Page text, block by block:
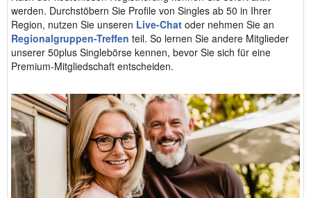
werden. Durchstöbern Sie Profile von Singles ab 50 in Ihrer
Region, nutzen Sie unseren Live-Chat oder nehmen Sie an
Regionalgruppen-Treffen teil. So lernen Sie andere Mitglieder
unserer 50plus Singlebörse kennen, bevor Sie sich für eine
Premium-Mitgliedschaft entscheiden.